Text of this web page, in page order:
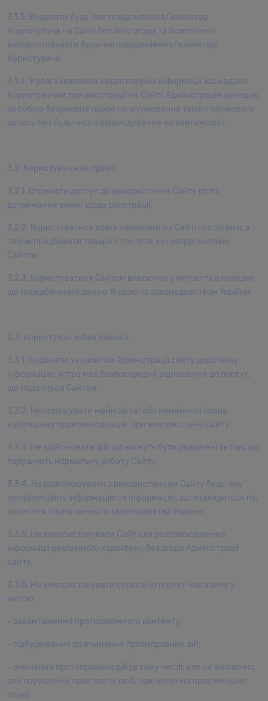
3.1.3. Видаляти будь-яке повідомлення/коментар
Користувача на Сайті без його згоди та безоплатно
використовувати будь-які повідомлення/коментарі
Користувача.
3.1.4. У разі виявлення недостовірної інформації, що надана
Користувачем при реєстрації на Сайті, Адміністрація залишає
за собою безумовне право на анулювання такого облікового
запису без будь-якого відшкодування чи компенсації.
3.2. Користувач має право:
3.2.1. Отримати доступ до використання Сайту після
дотримання вимог щодо реєстрації.
3.2.2. Користуватися всіма наявними на Сайті послугами, а
також придбавати товари / послуги, що запропоновані
Сайтом.
3.2.3. Користуватися Сайтом виключно з метою та в порядку,
що передбачений даною Угодою та законодавством України.
3.3. Користувач зобов’язаний:
3.3.1. Надавати за запитом Адміністрації сайту додаткову
інформацію, котра має безпосереднє відношення до послуг,
що надаються Сайтом.
3.3.2. Не порушувати майнові та/або немайнові права
відповідних правоволодільців при використанні Сайту.
3.3.3. Не здійснювати дій, що можуть бути розцінені як такі, що
порушують нормальну роботу Сайту.
3.3.4. Не розголошувати з використанням Сайту будь-яку
конфіденційну інформацію та інформацію, що знаходиться під
захистом згідно чинного законодавства України.
3.3.5. Не використовувати Сайт для розповсюдження
інформації рекламного характеру, без згоди Адміністрації
сайту.
3.3.5. Не використовувати сервіси Інтернет-магазину з
метою:
- завантаження протизаконного контенту;
- підбурювання до вчинення протиправних дій;
- вчинення протиправних дій (в тому числі, але не виключно,
для порушення прав третіх осіб, приниження прав меншин
тощо)